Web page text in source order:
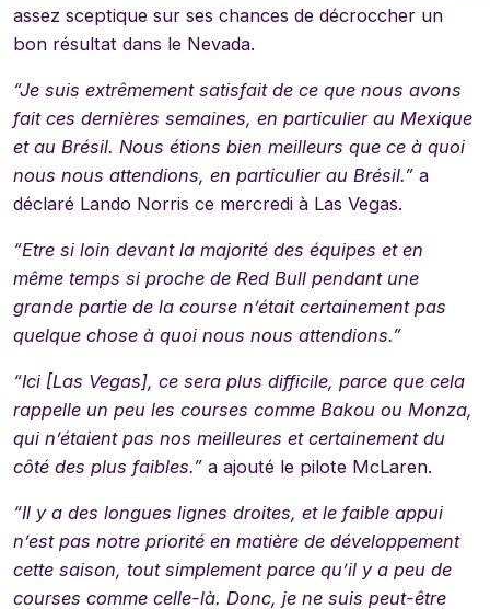
assez sceptique sur ses chances de décroccher un
bon résultat dans le Nevada.
“Je suis extrêmement satisfait de ce que nous avons
fait ces dernières semaines, en particulier au Mexique
et au Brésil. Nous étions bien meilleurs que ce à quoi
nous nous attendions, en particulier au Brésil.” a
déclaré Lando Norris ce mercredi à Las Vegas.
“Etre si loin devant la majorité des équipes et en
même temps si proche de Red Bull pendant une
grande partie de la course n’était certainement pas
quelque chose à quoi nous nous attendions.”
“Ici [Las Vegas], ce sera plus difficile, parce que cela
rappelle un peu les courses comme Bakou ou Monza,
qui n’étaient pas nos meilleures et certainement du
côté des plus faibles.” a ajouté le pilote McLaren.
“Il y a des longues lignes droites, et le faible appui
n’est pas notre priorité en matière de développement
cette saison, tout simplement parce qu’il y a peu de
courses comme celle-là. Donc, je ne suis peut-être